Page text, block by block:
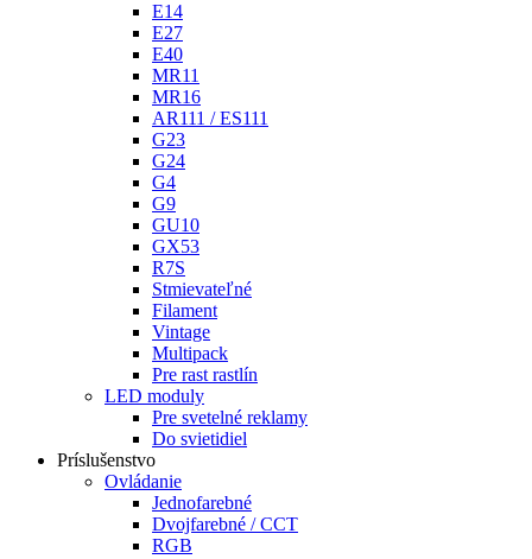
E14
E27
E40
MR11
MR16
AR111 / ES111
G23
G24
G4
G9
GU10
GX53
R7S
Stmievateľné
Filament
Vintage
Multipack
Pre rast rastlín
LED moduly
Pre svetelné reklamy
Do svietidiel
Príslušenstvo
Ovládanie
Jednofarebné
Dvojfarebné / CCT
RGB